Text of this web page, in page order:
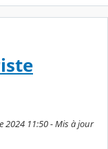
2024 11:50 - Mis à jour